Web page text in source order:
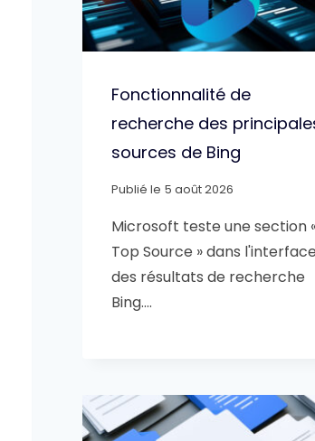
Fonctionnalité de
recherche des
sources de Bing
Publié le 5 août 2026
Microsoft teste une section
Top Source » dans l'interface
des résultats de recherche
Bing….